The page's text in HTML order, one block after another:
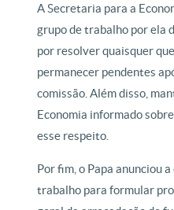
A Secretaria para a
grupo de trabalho por ela
por resolver quaisquer
permanecer pendentes
comissão. Além disso,
Economia informado
esse respeito.
Por fim, o Papa anunciou
trabalho para formular